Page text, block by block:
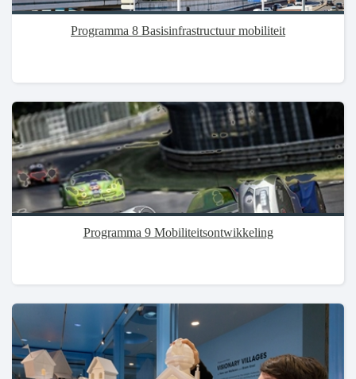
Programma 8 Basisinfrastructuur mobiliteit
Programma 9 Mobiliteitsontwikkeling